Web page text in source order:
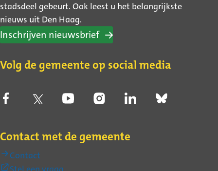
stadsdeel gebeurt. Ook leest u het belangrijkste
nieuws uit Den Haag.
Inschrijven nieuwsbrief
Volg de gemeente op social media
Contact met de gemeente
Contact